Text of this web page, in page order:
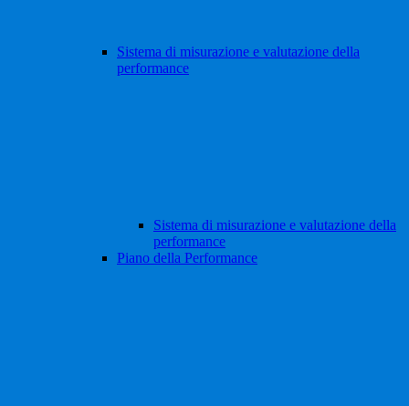
Sistema di misurazione e valutazione della
performance
Sistema di misurazione e valutazione della
performance
Piano della Performance